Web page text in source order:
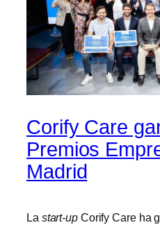
Corify Care
Premios
Madrid
La start-upCorify Care ha